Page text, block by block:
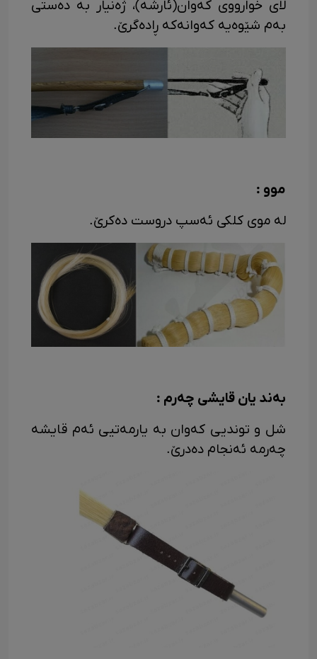
لای خوارووی که‌وان(ئارشه)، ژه‌نیار به ده‌ستی
به‌م شێوه‌یه که‌وانه‌که ڕاده‌گرێ.
موو :
له موی کلکی ئه‌سپ دروست ده‌کرێ.
به‌ند یان قایشی چه‌رم :
شل و توندیی که‌وان به یارمه‌تیی ئه‌م قایشه
چه‌رمە ئه‌نجام ده‌درێ.